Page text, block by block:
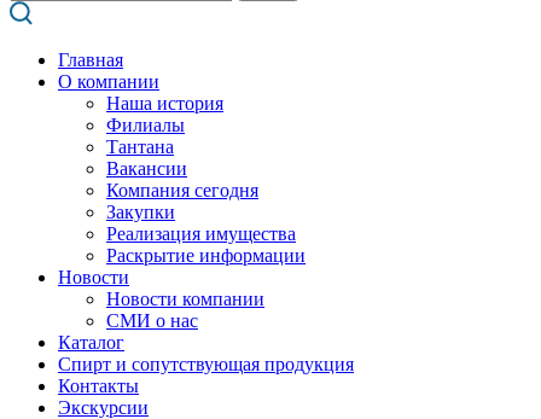
Главная
О компании
Наша история
Филиалы
Тантана
Вакансии
Компания сегодня
Закупки
Реализация имущества
Раскрытие информации
Новости
Новости компании
СМИ о нас
Каталог
Спирт и сопутствующая продукция
Контакты
Экскурсии